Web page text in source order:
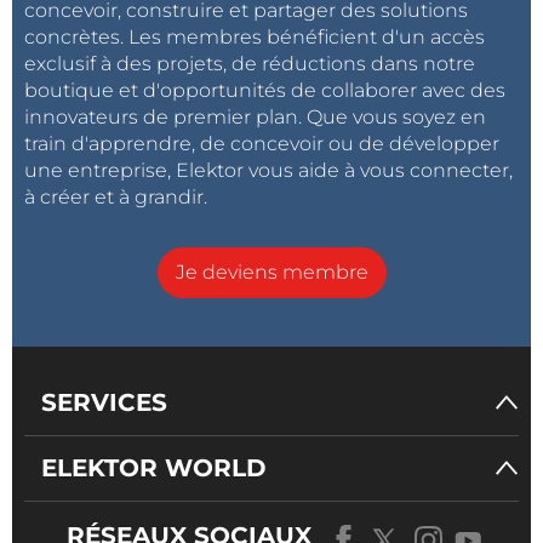
Figure 1. De la connectivité réseau traditionnelle à la méthode mise en
Le site Random Nerd Tutorials propose également
une alternative basée sur les interruptions logicielles
rétablissement. Avec un ESP8266, j’ai défini une
connectivité réseau. Je programme le
microcontrôleur afin qu’il vérifie régulièrement la
liaison au point d’accès Wi-Fi dans la section loop()
par la fonction "ping", en utilisant ping(gateway_IP)
de la bibliothèque ESP8266Ping . Cela est souvent
concevoir, construire et partager des solutions
concrètes. Les membres bénéficient d'un accès
exclusif à des projets, de réductions dans notre
boutique et d'opportunités de collaborer avec des
innovateurs de premier plan. Que vous soyez en
train d'apprendre, de concevoir ou de développer
une entreprise, Elektor vous aide à vous connecter,
à créer et à grandir.
Je deviens membre
SERVICES
ELEKTOR WORLD
RÉSEAUX SOCIAUX